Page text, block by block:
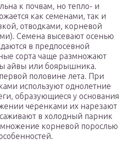
к почвам, но тепло- и
как семенами, так и
отводками, корневой
Семена высевают осенью
в предпосевной
сорта чаще размножают
айвы или боярышника.
половине лета. При
используют однолетние
образующиеся у основания
черенками их нарезают
в холодный парник
корневой порослью